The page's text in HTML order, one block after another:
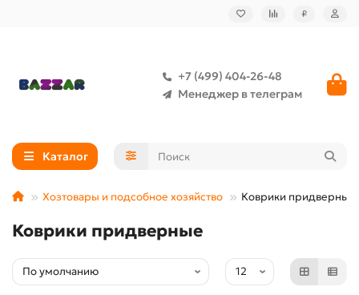
₽
+7 (499) 404-26-48
Менеджер в телеграм
Каталог
Хозтовары и подсобное хозяйство Коврики придверные
Коврики придверные